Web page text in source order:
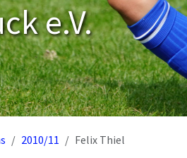
e.V.
2010/11 Felix Thiel